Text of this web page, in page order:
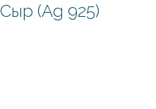
(Ag 925)